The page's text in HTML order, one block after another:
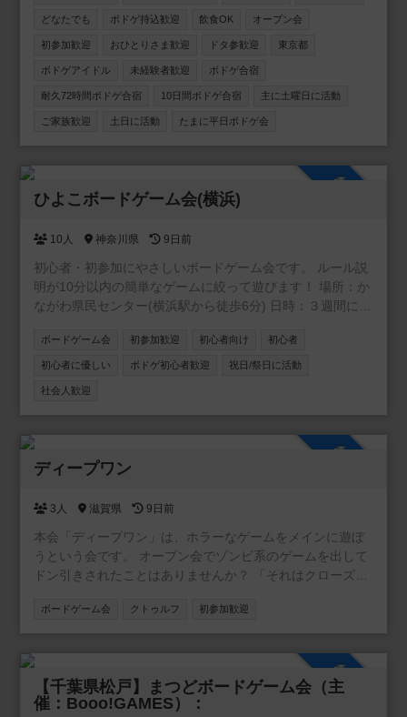
どなたでも ボドゲ持込歓迎 飲食OK オープン会
初参加歓迎 おひとりさま歓迎 ドタ参歓迎 東京都
ボドゲアイドル 未経験者歓迎 ボドゲ合宿
耐久72時間ボドゲ合宿 10日間ボドゲ合宿 主に土曜日に活動
ご家族歓迎 土日に活動 たまに平日ボドゲ会
ひよこボードゲーム会(横浜)
10人 神奈川県 9日前
初心者・初参加にやさしいボードゲーム会です。 ルール説
明が10分以内の簡単なゲームに絞って遊びます！ 場所：か
ながわ県民センター(横浜駅から徒歩6分) 日時：３週間に１
ボードゲーム会 初参加歓迎 初心者向け 初心者
初心者に優しい ボドゲ初心者歓迎 祝日/祭日に活動
社会人歓迎
ディープワン
3人 滋賀県 9日前
本会「ディープワン」は、ホラーなゲームをメインに遊ぼ
うという会です。 オープン会でゾンビ系のゲームを出して
ドン引きされたことはありませんか？ 「それはクローズ会
か？ そんな不遇なホラーゲームも、この日は主役です！持
ち込みも大歓迎ですので、みんなで恐怖の1日を過ごしまし
ょう！ ホラーなゲームをメインにとは言っていますが、そ
れしか遊ばないというワケではありません。それらのゲー
ムを積極的に遊びましょうというだけで、割とフリーダム
です。
ボードゲーム会 クトゥルフ 初参加歓迎
参加自由
【千葉県松戸】まつどボードゲーム会（主
催：Booo!GAMES）：